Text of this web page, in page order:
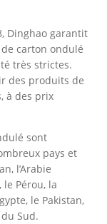
Dinghao garantit
carton ondulé
très strictes.
des produits de
à des prix
sont
pays et
l’Arabie
le Pérou, la
le Pakistan,
Sud.